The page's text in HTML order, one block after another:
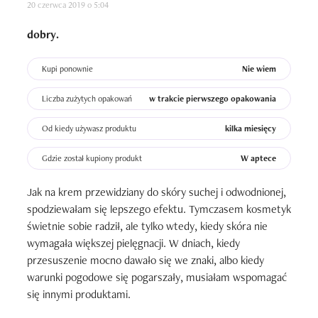
20 czerwca 2019 o 5:04
dobry.
Kupi ponownie Nie wiem
Liczba zużytych opakowań w trakcie pierwszego opakowania
Od kiedy używasz produktu kilka miesięcy
Gdzie został kupiony produkt W aptece
Jak na krem przewidziany do skóry suchej i odwodnionej,
spodziewałam się lepszego efektu. Tymczasem kosmetyk
świetnie sobie radził, ale tylko wtedy, kiedy skóra nie
wymagała większej pielęgnacji. W dniach, kiedy
przesuszenie mocno dawało się we znaki, albo kiedy
warunki pogodowe się pogarszały, musiałam wspomagać
się innymi produktami.